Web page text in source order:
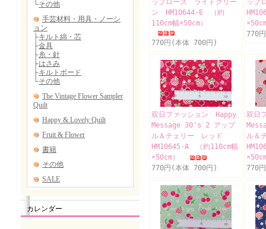
カレンダー
ップローズ ライトグリー
ン HM10644-E （約
110cm幅×50cm）
770円(本体 700円)
ップ
770
双日ファッション Happy
Message 30's 2 アップ
ル＆チェリー レッド
HM10645-A （約110cm幅
×50cm）
770円(本体 700円)
双日
ル＆
770